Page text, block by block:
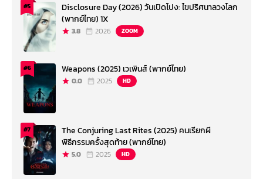
#5
Disclosure Day (2026) วันเปิดโปง: ไขปริศนาลวงโลก
(พากย์ไทย) 1X
3.8 2026 ZOOM
#6 Weapons (2025) เวเพินส์ (พากย์ไทย)
0.0 2025 HD
#7
The Conjuring Last Rites (2025) คนเรียกผี
พิธีกรรมครั้งสุดท้าย (พากย์ไทย)
5.0 2025 HD